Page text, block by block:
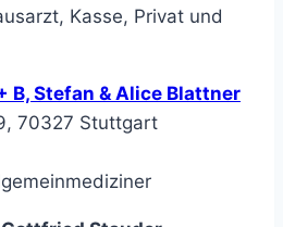
Kasse, Privat und
B, Stefan & Alice Blattner
70327 Stuttgart